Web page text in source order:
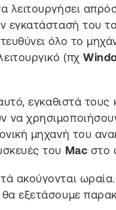
λειτουργήσει
εγκατάστασή του
όλο το
(πχ
εγκαθιστά
να
μηχανή του
του Mac στο
ακούγονται
θα εξετάσουμε